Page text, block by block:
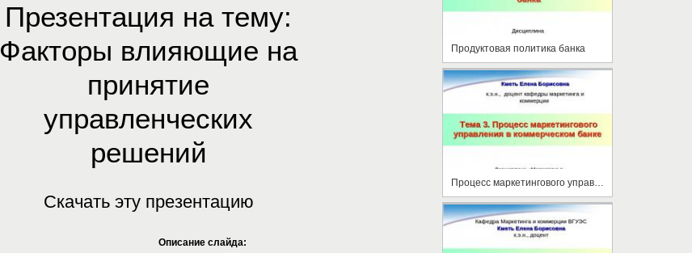
Презентация на тему:
Факторы влияющие на
принятие
управленческих
решений
Скачать эту презентацию
Описание слайда:
Продуктовая политика банка
Процесс маркетингового управления в коммерческом банке